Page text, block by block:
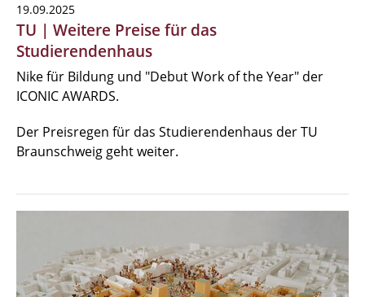
19.09.2025
TU | Weitere Preise für das
Studierendenhaus
Nike für Bildung und "Debut Work of the Year" der
ICONIC AWARDS.
Der Preisregen für das Studierendenhaus der TU
Braunschweig geht weiter.